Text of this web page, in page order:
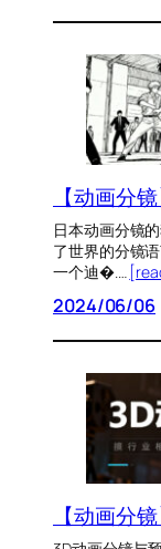
【动画分
日本动画分镜
了世界的分镜
一个迪�.…
2024/06/06
【动画分